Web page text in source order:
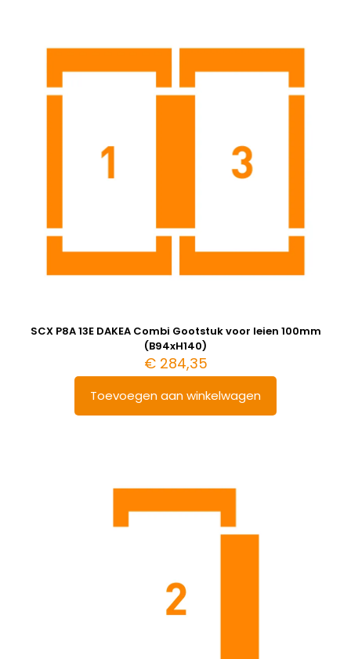
SCX P8A 13E DAKEA Combi Gootstuk voor leien 100mm
(B94xH140)
€284,35
Toevoegen aan winkelwagen